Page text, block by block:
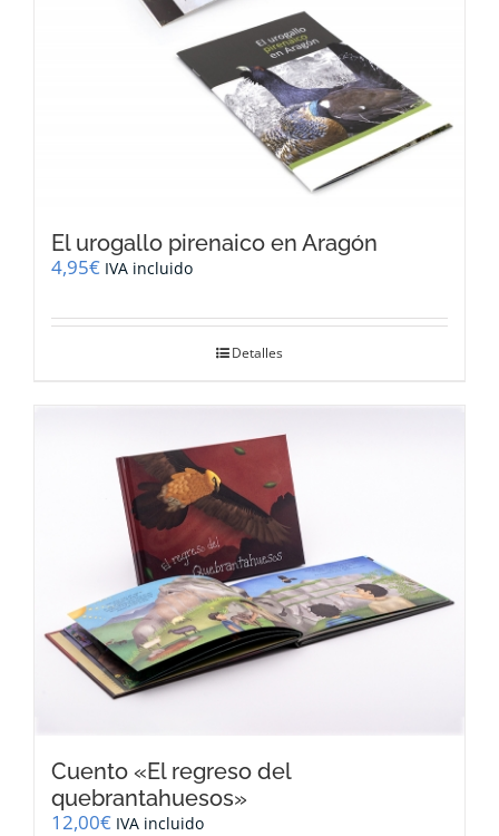
El urogallo pirenaico en Aragón
4,95€ IVA incluido
Detalles
Cuento «El regreso del
quebrantahuesos»
12,00€ IVA incluido